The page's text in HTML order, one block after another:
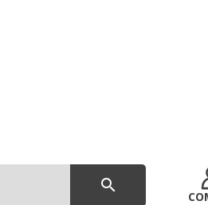
search